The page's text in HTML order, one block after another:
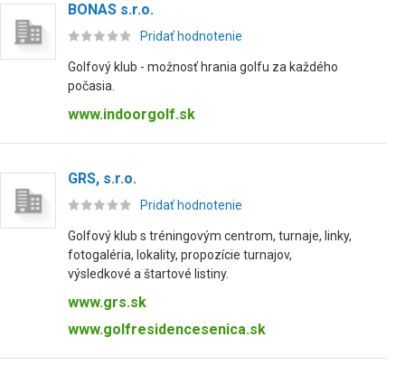
BONAS s.r.o.
Pridať hodnotenie
Golfový klub - možnosť hrania golfu za každého
počasia.
www.indoorgolf.sk
GRS, s.r.o.
Pridať hodnotenie
Golfový klub s tréningovým centrom, turnaje, linky,
fotogaléria, lokality, propozície turnajov,
výsledkové a štartové listiny.
www.grs.sk
www.golfresidencesenica.sk